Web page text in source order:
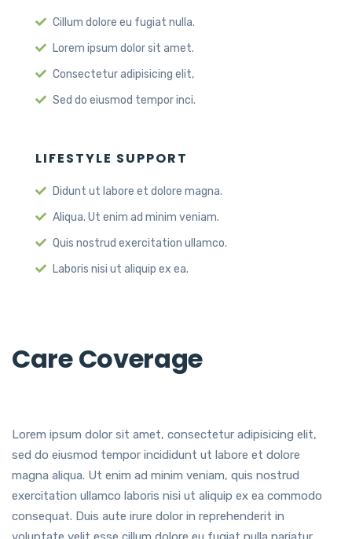
Cillum dolore eu fugiat nulla.
Lorem ipsum dolor sit amet.
Consectetur adipisicing elit,
Sed do eiusmod tempor inci.
LIFESTYLE SUPPORT
Didunt ut labore et dolore magna.
Aliqua. Ut enim ad minim veniam.
Quis nostrud exercitation ullamco.
Laboris nisi ut aliquip ex ea.
Care Coverage
Lorem ipsum dolor sit amet, consectetur adipisicing elit,
sed do eiusmod tempor incididunt ut labore et dolore
magna aliqua. Ut enim ad minim veniam, quis nostrud
exercitation ullamco laboris nisi ut aliquip ex ea commodo
consequat. Duis aute irure dolor in reprehenderit in